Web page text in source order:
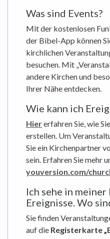
Was sind Events?
Mit der kostenlosen
der Bibel-App können
kirchlichen
besuchen. Mit
andere Kirchen und
Ihrer Nähe entdecken.
Wie kann ich
Hiererfahren Sie, wie
erstellen. Um
Sie ein Kirchenpartner
sein. Erfahren Sie mehr
youversion.com/
Ich sehe in
Ereignisse. Wo
Sie finden
auf die Registerkarte